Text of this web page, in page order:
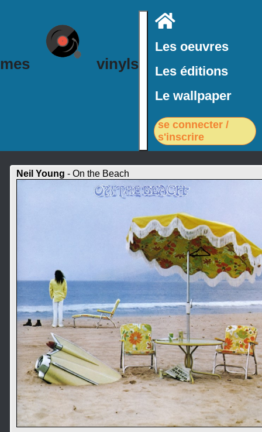
mes vinyls
Accueil
Les oeuvres
Les éditions
Le wallpaper
se connecter /
s'inscrire
Neil Young - On the Beach